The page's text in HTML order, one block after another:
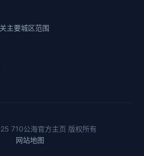
主要城区范围
710公海官方主页 版权所有
网站地图